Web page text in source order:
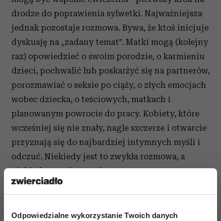
Odpowiedzialne wykorzystanie Twoich danych
drodze do poprawienia sylwetki. Najważniejsza
jednak pozostaje rozmowa. Bywa, że ktoś inicjuje
dyskusję na „zadany temat”. Matki mogą (kolejny
raz) opowiedzieć o swoim porodzie, o karmieniu
dzieci, pochwalić lub poskarżyć się na partnerów,
porozmawiać o seksie po ciąży, o złych emocjach
wobec dziecka, o teściowych, matkach i
planowanym powrocie do pracy. Kobiety, które
wcześniej się nie znały, nagle szczerze i otwarcie
przyznają się do najbardziej intymnych myśli i
odczuć. Niekiedy jest to zwykła rozmowa, a
niekiedy prawie terapia.
-Jesteśmy jak pigułka antydepresyjna– mówi